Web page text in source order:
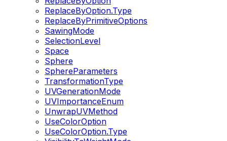
ReplaceByOption.Type
ReplaceByPrimitiveOptions
SawingMode
SelectionLevel
Space
Sphere
SphereParameters
TransformationType
UVGenerationMode
UVImportanceEnum
UnwrapUVMethod
UseColorOption
UseColorOption.Type